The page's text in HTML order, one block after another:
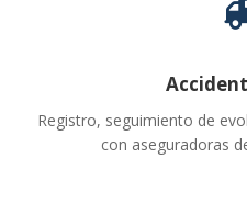
Registro, seguimiento de
con aseguradoras